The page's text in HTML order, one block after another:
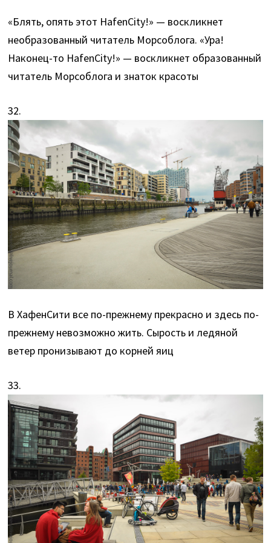
«Блять, опять этот HafenCity!» — воскликнет
необразованный читатель Морсоблога. «Ура!
Наконец-то HafenCity!» — воскликнет образованный
читатель Морсоблога и знаток красоты
32.
В ХафенСити все по-прежнему прекрасно и здесь по-
прежнему невозможно жить. Сырость и ледяной
ветер пронизывают до корней яиц
33.